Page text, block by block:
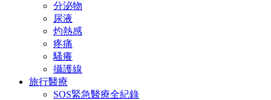
分泌物
尿液
灼熱感
疼痛
騷癢
攝護線
旅行醫療
SOS緊急醫療全紀錄